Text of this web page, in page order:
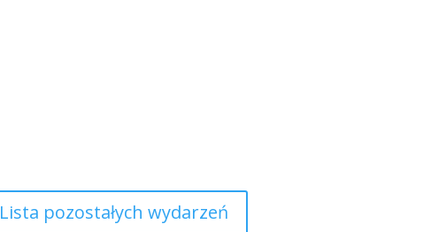
Lista pozostałych wydarzeń